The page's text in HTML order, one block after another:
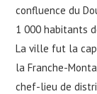
confluence du
1 000 habitants
La ville fut la
la Franche-
chef-lieu de